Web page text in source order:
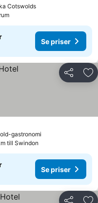
CotswoldsSe priser
Se priser
Dela
gastronomi
till Swindon
Se priser